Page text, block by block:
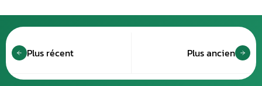
Plus récent Plus ancien